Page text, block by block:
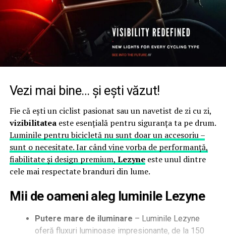
Vezi mai bine… și ești văzut!
Fie că ești un ciclist pasionat sau un navetist de zi cu zi,
vizibilitateaeste esențială pentru siguranța ta pe drum.
Luminile pentru bicicletă nu sunt doar un accesoriu –
sunt o necesitate. Iar când vine vorba de performanță,
fiabilitate și design premium, Lezyneeste unul dintre
cele mai respectate branduri din lume.
Mii de oameni aleg luminile Lezyne
Putere mare de iluminare – Luminile Lezyne
oferă fluxuri luminoase impresionante, de la 150